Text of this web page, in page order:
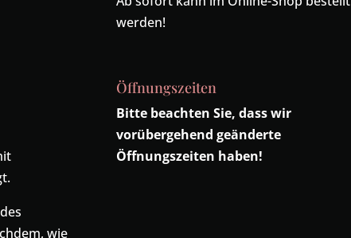
wie
werden!
Öffnungszeiten
Bitte beachten Sie, dass wir
vorübergehend geänderte
Öffnungszeiten haben!